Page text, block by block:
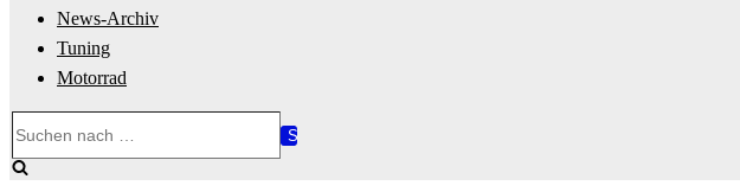
News-Archiv
Tuning
Motorrad
nach …